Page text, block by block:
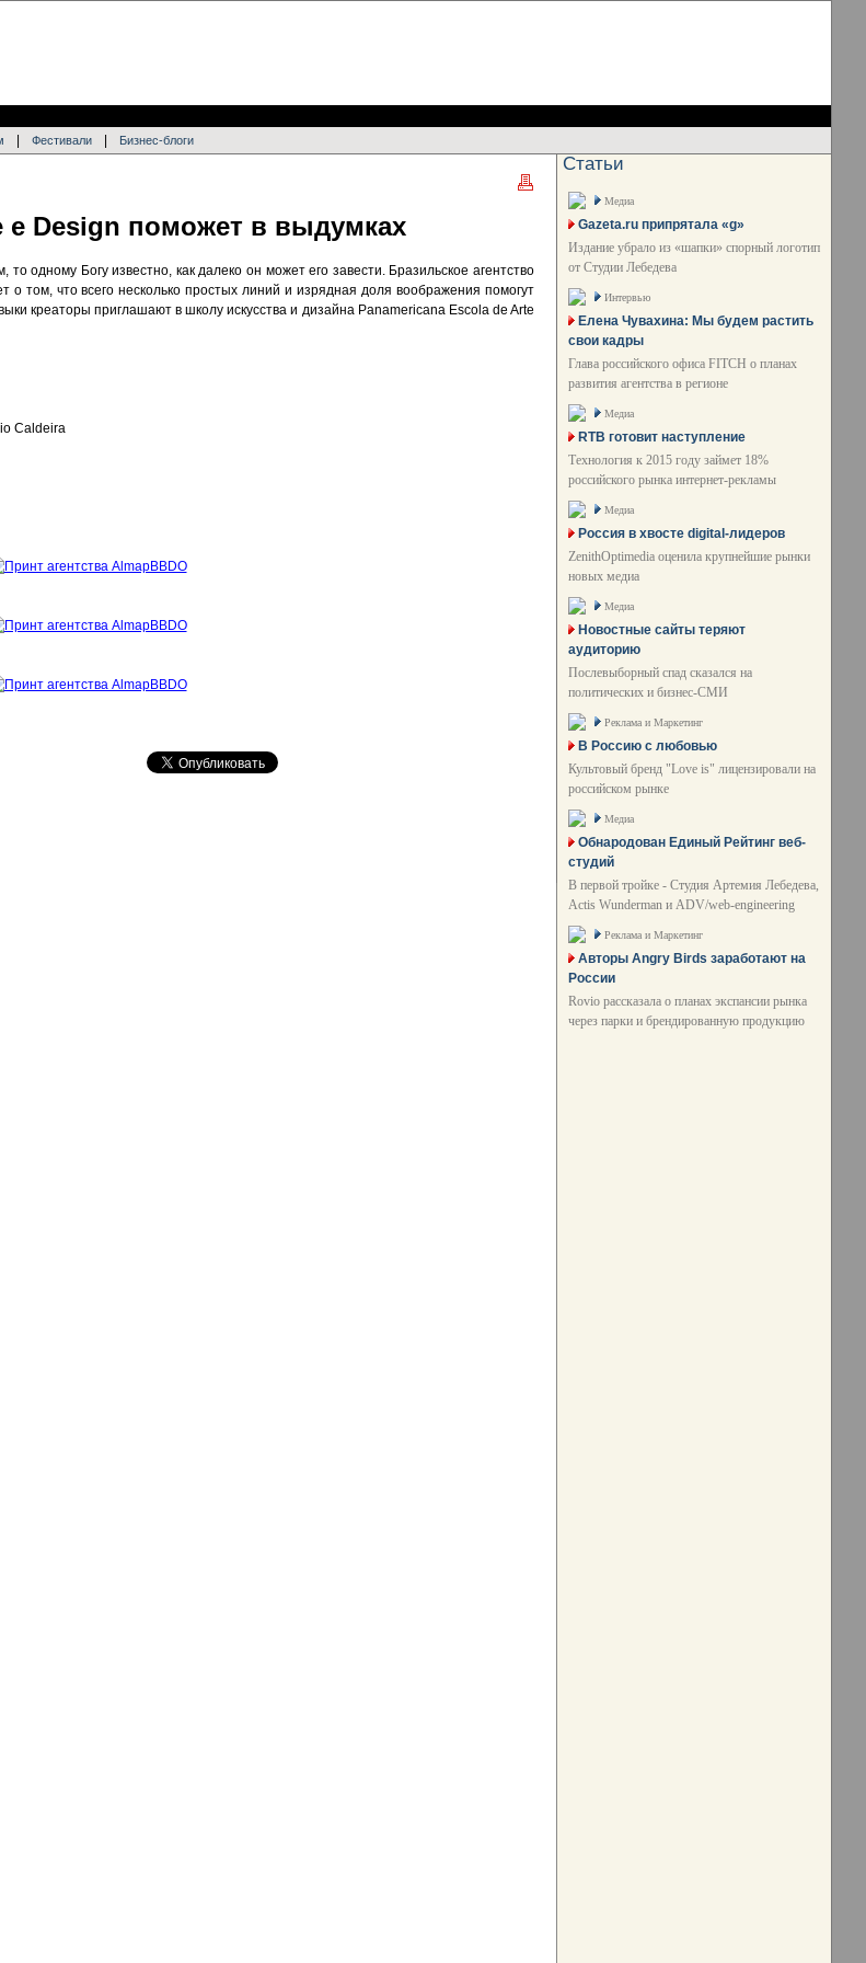
Фестивали Бизнес-блоги
e Design поможет в выдумках
одному Богу известно, как далеко он может его завести. Бразильское агентство
том, что всего несколько простых линий и изрядная доля воображения помогут
креаторы приглашают в школу искусства и дизайна Panamericana Escola de Arte
Caldeira
Статьи
Медиа
Gazeta.ru припрятала «g»
Издание убрало из «шапки» спорный логотип
от Студии Лебедева
Интервью
Елена Чувахина: Мы будем растить
свои кадры
Глава российского офиса FITCH о планах
развития агентства в регионе
Медиа
RTB готовит наступление
Технология к 2015 году займет 18%
российского рынка интернет-рекламы
Медиа
Россия в хвосте digital-лидеров
ZenithOptimedia оценила крупнейшие рынки
новых медиа
Медиа
Новостные сайты теряют
аудиторию
Послевыборный спад сказался на
политических и бизнес-СМИ
Реклама и Маркетинг
В Россию с любовью
Культовый бренд "Love is" лицензировали на
российском рынке
Медиа
Обнародован Единый Рейтинг веб-
студий
В первой тройке - Студия Артемия Лебедева,
Actis Wunderman и ADV/web-engineering
Реклама и Маркетинг
Авторы Angry Birds заработают на
России
Rovio рассказала о планах экспансии рынка
через парки и брендированную продукцию